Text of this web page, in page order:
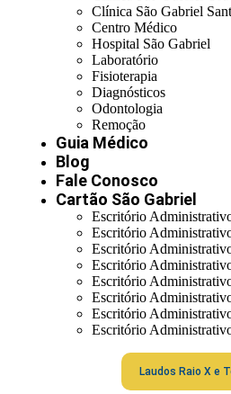
Clínica São Gabriel
Centro Médico
Hospital São Gabriel
Laboratório
Fisioterapia
Diagnósticos
Odontologia
Remoção
Guia Médico
Blog
Fale Conosco
Cartão São Gabriel
Escritório
Escritório
Escritório
Escritório
Escritório
Escritório
Escritório
Escritório
Laudos Raio X e